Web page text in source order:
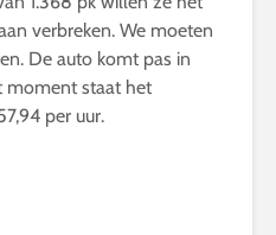
verbreken. We moeten
De auto komt pas in
moment staat het
per uur.